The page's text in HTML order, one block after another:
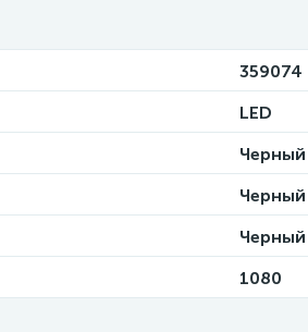
359074
LED
Черный
Черный
Черный
1080